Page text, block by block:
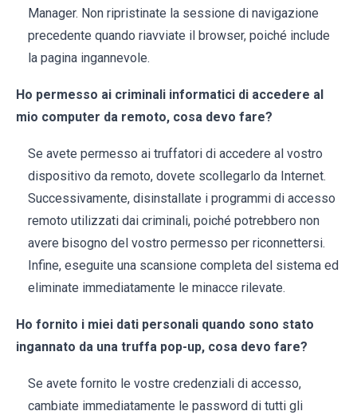
Manager. Non ripristinate la sessione di navigazione
precedente quando riavviate il browser, poiché include
la pagina ingannevole.
Ho permesso ai criminali informatici di accedere al
mio computer da remoto, cosa devo fare?
Se avete permesso ai truffatori di accedere al vostro
dispositivo da remoto, dovete scollegarlo da Internet.
Successivamente, disinstallate i programmi di accesso
remoto utilizzati dai criminali, poiché potrebbero non
avere bisogno del vostro permesso per riconnettersi.
Infine, eseguite una scansione completa del sistema ed
eliminate immediatamente le minacce rilevate.
Ho fornito i miei dati personali quando sono stato
ingannato da una truffa pop-up, cosa devo fare?
Se avete fornito le vostre credenziali di accesso,
cambiate immediatamente le password di tutti gli